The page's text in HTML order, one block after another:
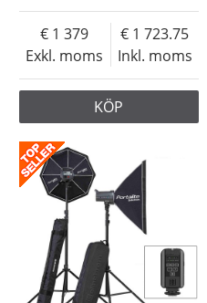
Exkl. moms
1 379
Inkl. moms
1 723.75
KÖP